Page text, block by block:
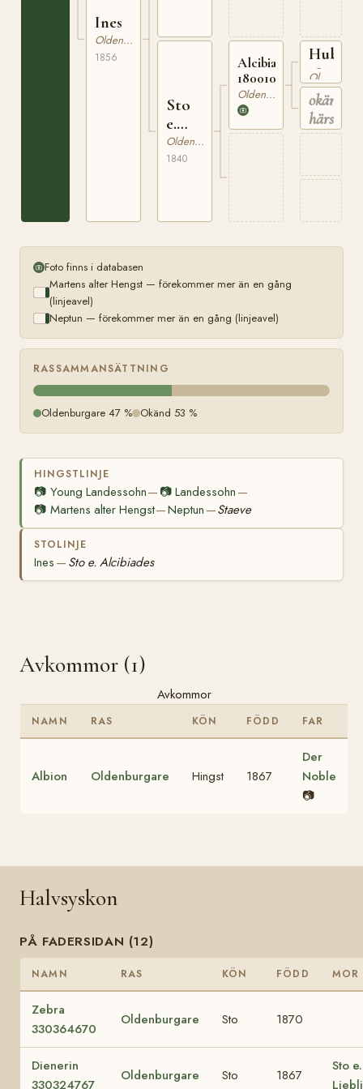
Ines
Oldenburgare
1856
Sto
e.
Alcibiades
Oldenburgare
1840
Alcibiades
180010534
Oldenburgare
Oldenburgare
okänd
Foto finns i databasen
Martens alter Hengst — förekommer mer än en gång
(linjeavel)
Neptun — förekommer mer än en gång (linjeavel)
RASSAMMANSÄTTNING
Oldenburgare 47 % Okänd 53 %
HINGSTLINJE
📷 Young Landessohn— 📷Landessohn —
📷 Martens alter Hengst—Neptun —Staeve
STOLINJE
Ines — Sto e. Alcibiades
Avkommor (1)
Avkommor
NAMN RAS KÖN FÖDD FAR
Albion Oldenburgare Hingst 1867
Der
Noble
📷
Halvsyskon
PÅ FADERSIDAN (12)
NAMN RAS KÖN FÖDD MOR
Zebra
330364670
Oldenburgare Sto 1870
Dienerin
330324767
Oldenburgare Sto 1867
Sto e.